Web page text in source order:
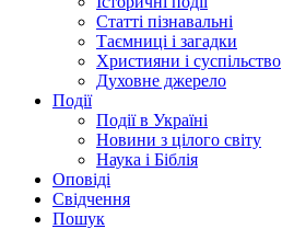
Статті пізнавальні
Таємниці і загадки
Християни і суспільство
Духовне джерело
Події
Події в Україні
Новини з цілого світу
Наука і Біблія
Оповіді
Свідчення
Пошук